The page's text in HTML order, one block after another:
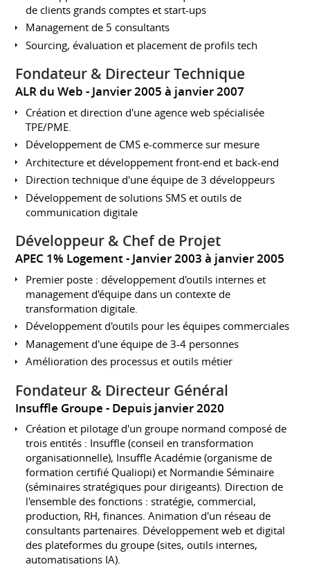
de clients grands comptes et start-ups
Management de 5 consultants
Sourcing, évaluation et placement de profils tech
Fondateur & Directeur Technique
ALR du Web Janvier 2005 à janvier 2007
Création et direction d'une agence web spécialisée
TPE/PME.
Développement de CMS e-commerce sur mesure
Architecture et développement front-end et back-end
Direction technique d'une équipe de 3 développeurs
Développement de solutions SMS et outils de
communication digitale
Développeur & Chef de Projet
APEC 1% Logement Janvier 2003 à janvier 2005
Premier poste : développement d'outils internes et
management d'équipe dans un contexte de
transformation digitale.
Développement d'outils pour les équipes commerciales
Management d'une équipe de 3-4 personnes
Amélioration des processus et outils métier
Fondateur & Directeur Général
Insuffle Groupe Depuis janvier 2020
Création et pilotage d'un groupe normand composé de
trois entités : Insuffle (conseil en transformation
organisationnelle), Insuffle Académie (organisme de
formation certifié Qualiopi) et Normandie Séminaire
(séminaires stratégiques pour dirigeants). Direction de
l'ensemble des fonctions : stratégie, commercial,
production, RH, finances. Animation d'un réseau de
consultants partenaires. Développement web et digital
des plateformes du groupe (sites, outils internes,
automatisations IA).